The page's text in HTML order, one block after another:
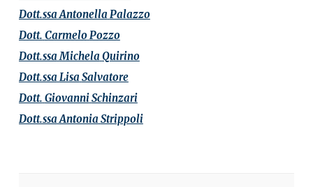
Dott.ssa Antonella Palazzo
Dott. Carmelo Pozzo
Dott.ssa Michela Quirino
Dott.ssa Lisa Salvatore
Dott. GiovanniSchinzari
Dott.ssa Antonia Strippoli